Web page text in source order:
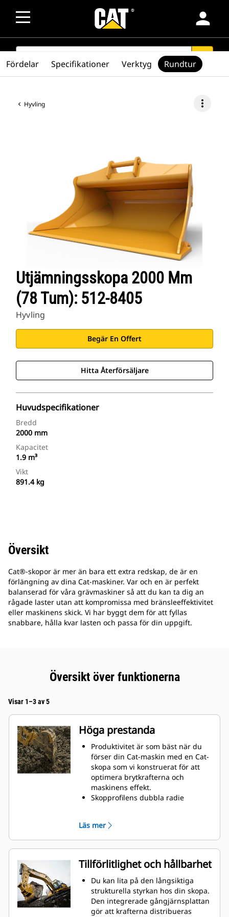
person
SEARCH search
Hyvling more_vert
Utjämningsskopa 2000 Mm
(78 Tum): 512-8405
Hyvling
Begär En Offert
Hitta Återförsäljare
Huvudspecifikationer
Bredd
2000 mm
Kapacitet
1.9 m³
Vikt
891.4 kg
Fördelar Specifikationer Verktyg Rundtur
Översikt
Cat®-skopor är mer än bara ett extra redskap, de är en
förlängning av dina Cat-maskiner. Var och en är perfekt
balanserad för våra grävmaskiner så att du kan ta dig an
rågade laster utan att kompromissa med bränsleeffektivitet
eller maskinens skick. Vi har byggt dem för att fyllas
snabbare, hålla kvar lasten och passa för din uppgift.
Översikt över funktionerna
Visar 1–3 av 5
Höga prestanda
Produktivitet är som bäst när du
förser din Cat-maskin med en Cat-
skopa som vi konstruerat för att
optimera brytkrafterna och
maskinens effekt.
Skopprofilens dubbla radie
frigång säkerställer att skopbotten
inte släpar, vilket minskar
underhållskostnaderna.
Bränsleförbrukningstoppar under
grävning. Cat-skoporna är
utformade för att skära genom
material snabbt för att förbättra
maskinens totala effektivitet.
Lasta mer material på kortare tid.
Läs mer
Tillförlitlighet och hållbarhet
Du kan lita på den långsiktiga
strukturella styrkan hos din skopa.
Den integrerade gångjärnsplattan
gör att krafterna distribueras